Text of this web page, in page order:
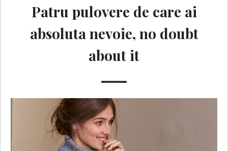
Patru pulovere de care ai
absoluta nevoie, no doubt
about it